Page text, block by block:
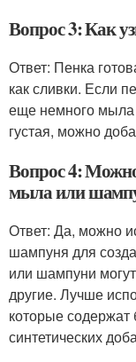
Вопрос 3: Как
Ответ: Пенка
как сливки. Если
еще немного
густая, можно
Вопрос 4:
мыла или
Ответ: Да, можно
шампуня для
или шампуни
другие. Лучше
которые
синтетических